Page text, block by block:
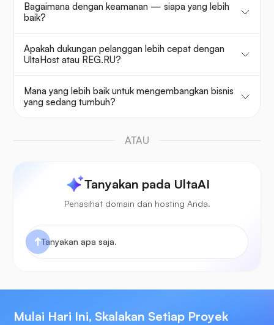
Bagaimana dengan keamanan — siapa yang lebih
baik?
Apakah dukungan pelanggan lebih cepat dengan
UltaHost atau REG.RU?
Mana yang lebih baik untuk mengembangkan bisnis
yang sedang tumbuh?
ATAU
Tanyakan pada UltaAI
Penasihat domain dan hosting Anda.
Mulai Hari Ini, Skalakan Setiap Proyek